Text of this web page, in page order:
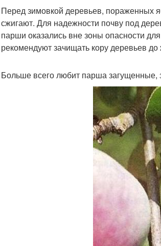
Яблоки в парше
Перед зимовкой деревьев, пораженных
сжигают. Для надежности почву под
парши оказались вне зоны опасности
рекомендуют зачищать кору деревьев
Больше всего любит парша загущенные,